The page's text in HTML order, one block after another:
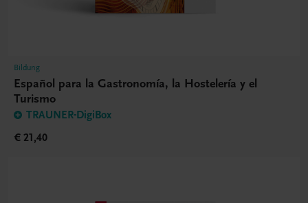
Bildung
Español para la Gastronomía, la Hostelería y el
Turismo
TRAUNER-DigiBox
€ 21,40